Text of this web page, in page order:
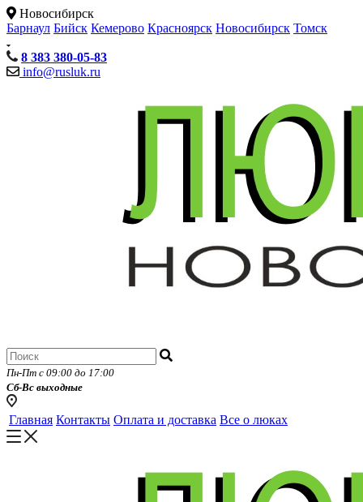
Новосибирск
Барнаул Бийск Кемерово Красноярск Новосибирск Томск
8 383 380-05-83
info@rusluk.ru
Пн-Пт с 09:00 до 17:00
Сб-Вс выходные
Главная Контакты Оплата и доставка Все о люках